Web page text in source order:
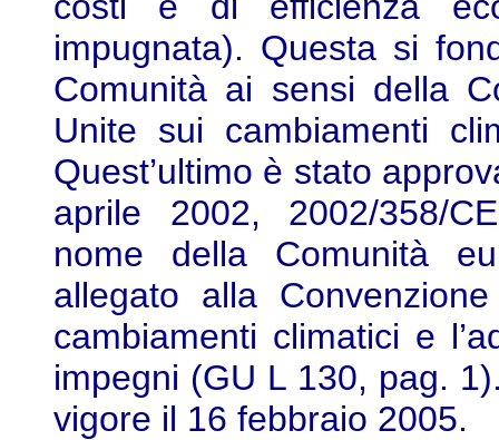
impugnata). Questa si
Comunità ai sensi della
Unite sui cambiamenti
Quest’ultimo è stato
aprile 2002, 2002/358/
nome della Comunità
allegato alla
cambiamenti climatici e
impegni (GU L 130, pag.
vigore il 16 febbraio 2005.